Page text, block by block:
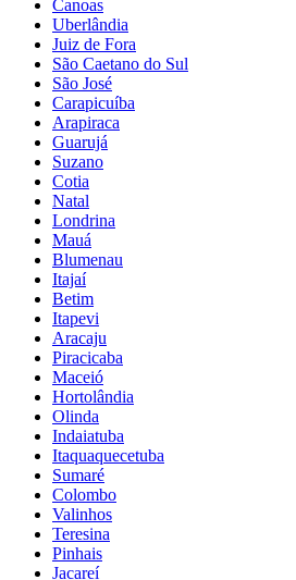
Canoas
Uberlândia
Juiz de Fora
São Caetano do Sul
São José
Carapicuíba
Arapiraca
Guarujá
Suzano
Cotia
Natal
Londrina
Mauá
Blumenau
Itajaí
Betim
Itapevi
Aracaju
Piracicaba
Maceió
Hortolândia
Olinda
Indaiatuba
Itaquaquecetuba
Sumaré
Colombo
Valinhos
Teresina
Pinhais
Jacareí